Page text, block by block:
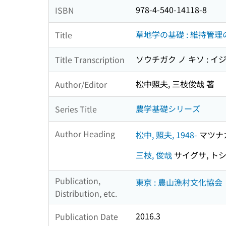
ISBN 978-4-540-14118-8
Title 草地学の基礎 : 維持管
Title Transcription ソウチガク ノ キソ : イ
Author/Editor 松中照夫, 三枝俊哉 著
Series Title 農学基礎シリーズ
Author Heading 松中, 照夫, 1948- マツ
三枝, 俊哉 サイグサ, ト
Publication,
Distribution, etc.
東京 : 農山漁村文化協会
Publication Date 2016.3